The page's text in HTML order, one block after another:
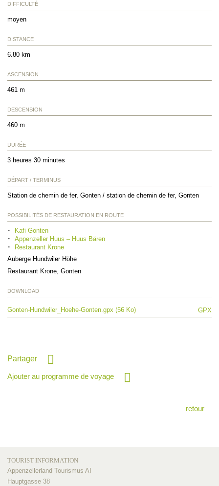
DIFFICULTÉ
moyen
DISTANCE
6.80 km
ASCENSION
461 m
DESCENSION
460 m
DURÉE
3 heures 30 minutes
DÉPART / TERMINUS
Station de chemin de fer, Gonten / station de chemin de fer, Gonten
POSSIBILITÉS DE RESTAURATION EN ROUTE
Kafi Gonten
Appenzeller Huus – Huus Bären
Restaurant Krone
Auberge Hundwiler Höhe
Restaurant Krone, Gonten
DOWNLOAD
Gonten-Hundwiler_Hoehe-Gonten.gpx (56 Ko) GPX
Partager
Ajouter au programme de voyage
retour
TOURIST INFORMATION
Appenzellerland Tourismus AI
Hauptgasse 38